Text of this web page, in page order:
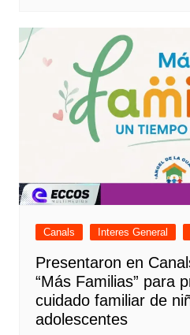
Canals Interes General
Presentaron en
“Más Familias” para
cuidado familiar de
adolescentes